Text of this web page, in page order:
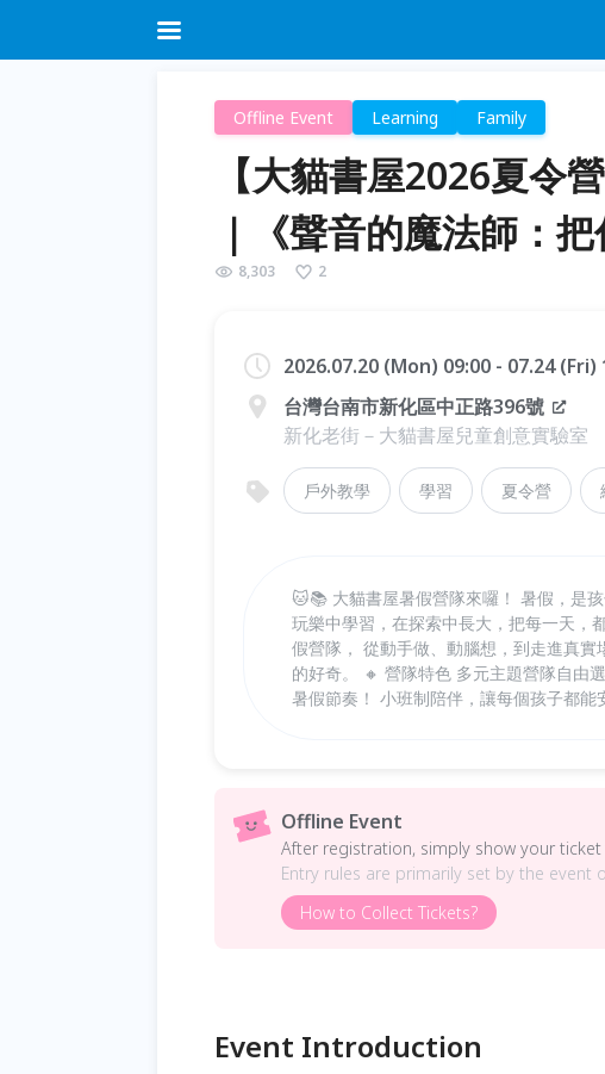
Offline Event Learning Family
【大貓書屋2026夏令
｜《聲音的魔法師：
8,303 2
2026.07.20 (Mon) 09:00 - 07.24 (Fri)
台灣台南市新化區中正路396號
新化老街－大貓書屋兒童創意實驗室
戶外教學 學習 夏令營
🐱📚 大貓書屋暑假營隊來囉！ 暑假，是
玩樂中學習，在探索中長大，把每一天，
假營隊， 從動手做、動腦想，到走進真
的好奇。 🔸 營隊特色 多元主題營隊自由
暑假節奏！ 小班制陪伴，讓每個孩子都能
Offline Event
After registration, simply show your ticket
Entry rules are primarily set by the event
How to Collect Tickets?
Event Introduction